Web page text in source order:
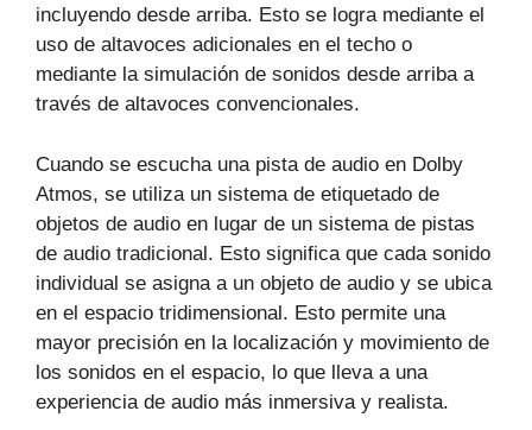
incluyendo desde arriba. Esto se logra mediante el
uso de altavoces adicionales en el techo o
mediante la simulación de sonidos desde arriba a
través de altavoces convencionales.
Cuando se escucha una pista de audio en Dolby
Atmos, se utiliza un sistema de etiquetado de
objetos de audio en lugar de un sistema de pistas
de audio tradicional. Esto significa que cada sonido
individual se asigna a un objeto de audio y se ubica
en el espacio tridimensional. Esto permite una
mayor precisión en la localización y movimiento de
los sonidos en el espacio, lo que lleva a una
experiencia de audio más inmersiva y realista.